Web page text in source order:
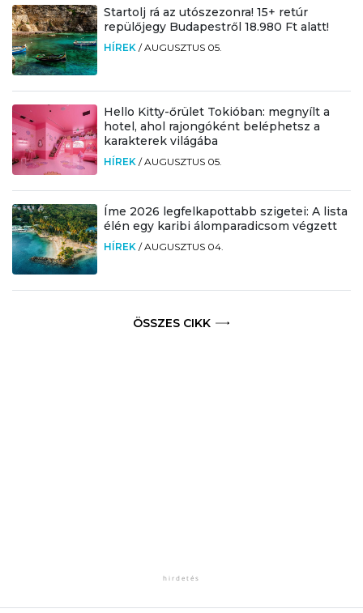
Startolj rá az utószezonra! 15+ retúr
repülőjegy Budapestről 18.980 Ft alatt!
HÍREK /AUGUSZTUS 05.
Hello Kitty-őrület Tokióban: megnyílt a
hotel, ahol rajongóként beléphetsz a
karakterek világába
HÍREK /AUGUSZTUS 05.
Íme 2026 legfelkapottabb szigetei: A lista
élén egy karibi álomparadicsom végzett
HÍREK /AUGUSZTUS 04.
ÖSSZES CIKK